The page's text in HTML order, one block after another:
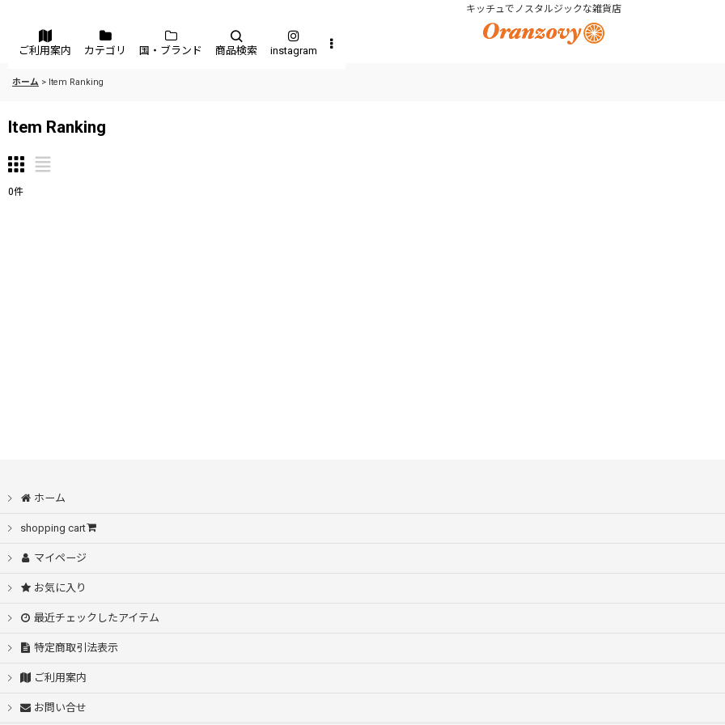
キッチュでノスタルジックな雑貨店
メニュー
ご利用案内 カテゴリ 国・ブランド 商品検索 instagram
ホーム > Item Ranking
Item Ranking
0件
ホーム
shopping cart
マイページ
お気に入り
最近チェックしたアイテム
特定商取引法表示
ご利用案内
お問い合せ